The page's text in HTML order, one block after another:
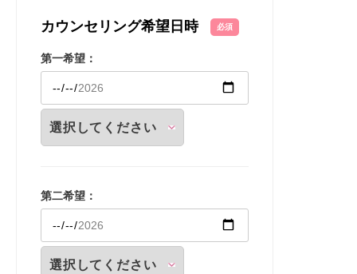
カウンセリング希望日時 必須
第一希望：
第二希望：